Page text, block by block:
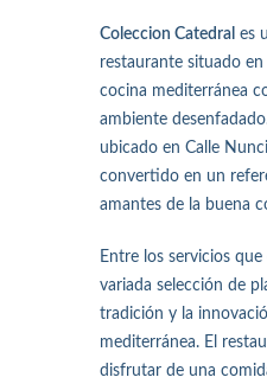
Coleccion Catedral es
restaurante situado en
cocina mediterránea
ambiente
ubicado en Calle
convertido en un
amantes de la buena
Entre los servicios
variada selección de
tradición y la
mediterránea. El
disfrutar de una